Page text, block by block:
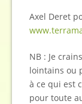
Axel Deret
NB : Je
lointains ou
à ce qui est
pour toute